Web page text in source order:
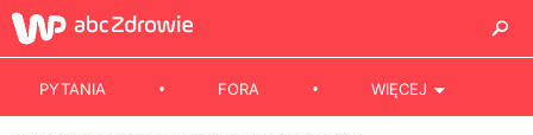
PYTANIA FORA WIĘCEJ